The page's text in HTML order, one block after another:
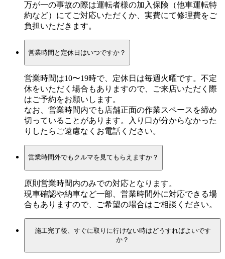
万が一の事故の際は運転者様の加入保険（他車運転特
約など）にてご対応いただくか、実費にて修理費をご
負担いただきます。
営業時間と定休日はいつですか？
営業時間は10〜19時で、定休日は毎週火曜です。不定
休をいただく場合もありますので、ご来店いただく際
はご予約をお願いします。
なお、営業時間内でも店舗正面の作業スペースを締め
切っていることがあります。入り口が分からなかった
りしたらご遠慮なくお電話ください。
営業時間外でもクルマを見てもらえますか？
原則営業時間内のみでの対応となります。
現車確認や納車など一部、営業時間外に対応できる場
合もありますので、ご希望の場合はご相談ください。
施工完了後、すぐに取りに行けない時はどうすればよいです
か？